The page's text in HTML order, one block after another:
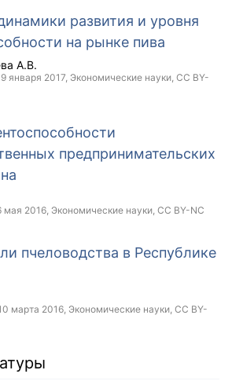
развития и уровня
на рынке пива
А.В.
9 января 2017, Экономические науки, CC BY-
предпринимательских
мая 2016, Экономические науки, CC BY-NC
пчеловодства в Республике
марта 2016, Экономические науки, CC BY-